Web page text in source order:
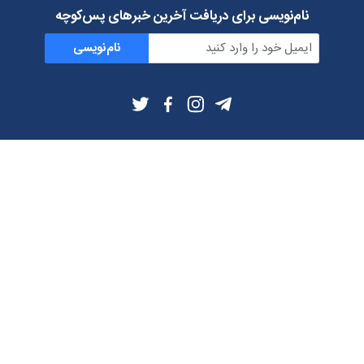
نام‌نویسی برای دریافت آخرین خبرهای پس‌کوچه
نام‌نویسی